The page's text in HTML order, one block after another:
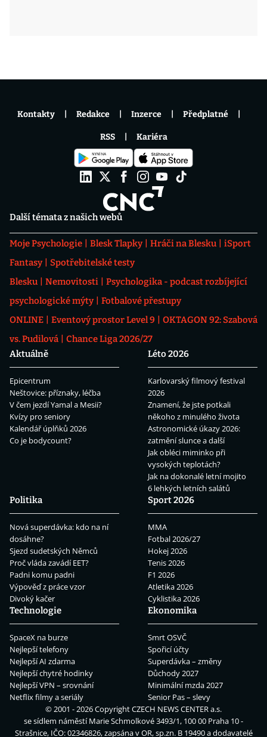
Další témata z našich webů
Moje Psychologie Blesk Tlapky Hráči na Blesku
iSport
Fantasy
Spotřebitelské testy
Blesku
Nemovitosti
Psychologika - podcast rozbíjející
psychologické mýty
Fotbalové přestupy
ONLINE
Eventový prostor Level 9
OKTAGON 92: Szabová
vs. Pudilová
Chance Liga 2026/27
Aktuálně
Epicentrum
Neštovice: příznaky, léčba
V čem jezdí Yamal a Mesii?
Kvízy pro seniory
Kalendář úplňků 2026
Co je bodycount?
Léto 2026
Karlovarský filmový festival
2026
Znamení, že jste potkali
někoho z minulého života
Astronomické úkazy 2026:
zatmění slunce a další
Jak obléci miminko při
vysokých teplotách?
Jak na dokonalé letní mojito
6 lehkých letních salátů
Politika
Nová superdávka: kdo na ní
dosáhne?
Sjezd sudetských Němců
Proč vláda zavádí EET?
Padni komu padni
Výpověď z práce vzor
Divoký kačer
Sport 2026
MMA
Fotbal 2026/27
Hokej 2026
Tenis 2026
F1 2026
Atletika 2026
Cyklistika 2026
Technologie
SpaceX na burze
Nejlepší telefony
Nejlepší AI zdarma
Nejlepší chytré hodinky
Nejlepší VPN – srovnání
Netflix filmy a seriály
Ekonomika
Smrt OSVČ
Spořicí účty
Superdávka – změny
Důchody 2027
Minimální mzda 2027
Senior Pas – slevy
Kontakty Redakce Inzerce Předplatné
RSS Kariéra
© 2001 - 2026 CopyrightCZECH NEWS CENTER a.s.
se sídlem náměstí Marie Schmolkové 3493/1, 100 00 Praha 10 -
Strašnice, IČO: 02346826, zapsána v OR, sp.zn. B 19490 a dodavatelé